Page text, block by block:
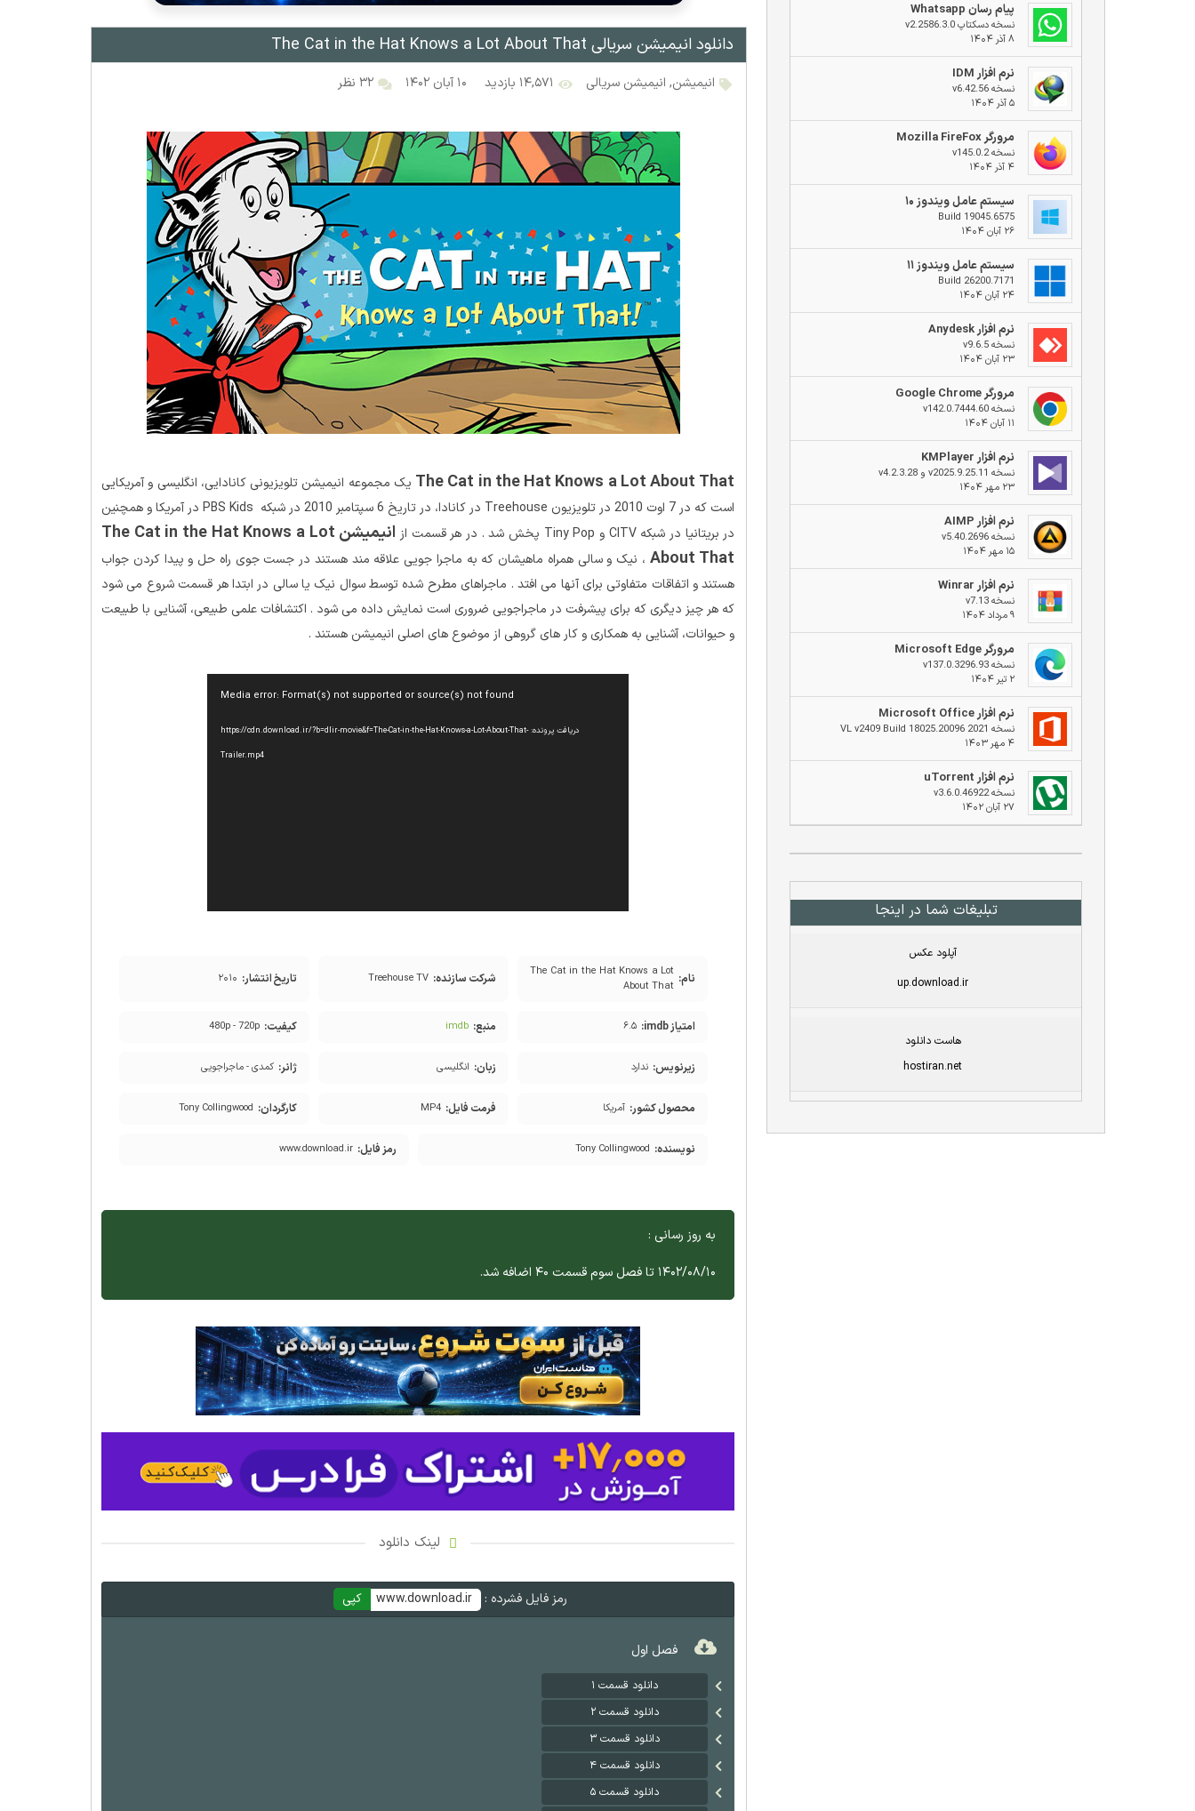
پیام رسان Whatsapp
نسخه دسکتاپ v2.2586.3.0
۸ آذر ۱۴۰۴
نرم افزار IDM
نسخه v6.42.56
۵ آذر ۱۴۰۴
مرورگر Mozilla FireFox
نسخه v145.0.2
۴ آذر ۱۴۰۴
سیستم عامل ویندوز ۱۰
Build 19045.6575
۲۶ آبان ۱۴۰۴
سیستم عامل ویندوز ۱۱
Build 26200.7171
۲۴ آبان ۱۴۰۴
نرم افزار Anydesk
نسخه v9.6.5
۲۳ آبان ۱۴۰۴
مرورگر Google Chrome
نسخه v142.0.7444.60
۱۱ آبان ۱۴۰۴
نرم افزار KMPlayer
نسخه v2025.9.25.11 و v4.2.3.28
۲۳ مهر ۱۴۰۴
نرم افزار AIMP
نسخه v5.40.2696
۱۵ مهر ۱۴۰۴
نرم افزار Winrar
نسخه v7.13
۹ مرداد ۱۴۰۴
مرورگر Microsoft Edge
نسخه v137.0.3296.93
۲ تیر ۱۴۰۴
نرم افزار Microsoft Office
نسخه 2021 VL v2409 Build 18025.20096
۴ مهر ۱۴۰۳
نرم افزار uTorrent
نسخه v3.6.0.46922
۲۷ آبان ۱۴۰۲
تبلیغات شما در اینجا
آپلود عکس
up.download.ir
هاست دانلود
hostiran.net
دانلود انیمیشن سریالی The Cat in the Hat Knows a Lot About That
انیمیشن, انیمیشن سریالی ۱۴,۵۷۱ بازدید ۱۰ آبان ۱۴۰۲ ۳۲ نظر
The Cat in the Hat Knows a Lot About That یک مجموعه انیمیشن تلویزیونی کانادایی، انگلیسی و آمریکایی
است که در 7 اوت 2010 در تلویزیون Treehouse در کانادا، در تاریخ 6 سپتامبر 2010 در شبکه PBS Kids در آمریکا و همچنین
در بریتانیا در شبکه CITV و Tiny Pop پخش شد . در هر قسمت از
انیمیشن The Cat in the Hat Knows a Lot
About That ، نیک و سالی همراه ماهیشان که به ماجرا جویی علاقه مند هستند در جست جوی راه حل و پیدا کردن جواب
هستند و اتفاقات متفاوتی برای آنها می افتد . ماجراهای مطرح شده توسط سوال نیک یا سالی در ابتدا هر قسمت شروع می شود
که هر چیز دیگری که برای پیشرفت در ماجراجویی ضروری است نمایش داده می شود . اکتشافات علمی طبیعی، آشنایی با طبیعت
و حیوانات، آشنایی به همکاری و کار های گروهی از موضوع های اصلی انیمیشن هستند .
Media error: Format(s) not supported or source(s) not found
دریافت پرونده: https://cdn.download.ir/?b=dlir-movie&f=The-Cat-in-the-Hat-Knows-a-Lot-About-That-
Trailer.mp4
نام: The Cat in the Hat Knows a Lot
About That
شرکت سازنده: Treehouse TV تاریخ انتشار: ۲۰۱۰
امتیاز imdb: ۶.۵ منبع: imdb کیفیت: 480p - 720p
زیرنویس: ندارد زبان: انگلیسی ژانر: کمدی - ماجراجویی
محصول کشور: آمریکا فرمت فایل: MP4 کارگردان: Tony Collingwood
نویسنده: Tony Collingwood رمز فایل: www.download.ir
به روز رسانی :
۱۴۰۲/۰۸/۱۰ تا فصل سوم قسمت ۴۰ اضافه شد.
لینک دانلود
رمز فایل فشرده : www.download.ir کپی
فصل اول
دانلود قسمت ۱
دانلود قسمت ۲
دانلود قسمت ۳
دانلود قسمت ۴
دانلود قسمت ۵